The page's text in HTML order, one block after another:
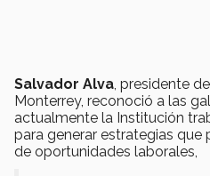
Salvador Alva , presidente
Monterrey, reconoció a las
actualmente la Institución
para generar estrategias que
de oportunidades laborales,